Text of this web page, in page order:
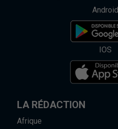
Android
IOS
LA RÉDACTION
Afrique